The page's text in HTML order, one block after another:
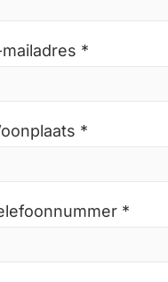
mailadres *
*
*